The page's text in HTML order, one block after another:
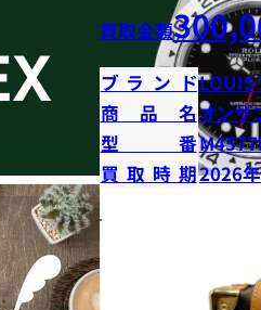
買取金額
ブランドLOUIS
商品名オンザ
型番
買取時期2026